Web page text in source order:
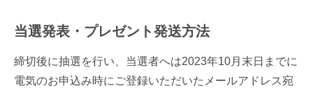
当選発表・プレゼント発送方法
締切後に抽選を行い、当選者へは2023年10月末日までに
電気のお申込み時にご登録いただいたメールアドレス宛